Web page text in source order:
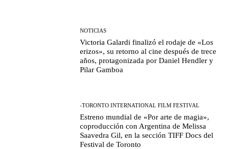
NOTICIAS
Victoria Galardi finalizó el rodaje de «Los
erizos», su retorno al cine después de trece
años, protagonizada por Daniel Hendler y
Pilar Gamboa
-TORONTO INTERNATIONAL FILM FESTIVAL
Estreno mundial de «Por arte de magia»,
coproducción con Argentina de Melissa
Saavedra Gil, en la sección TIFF Docs del
Festival de Toronto